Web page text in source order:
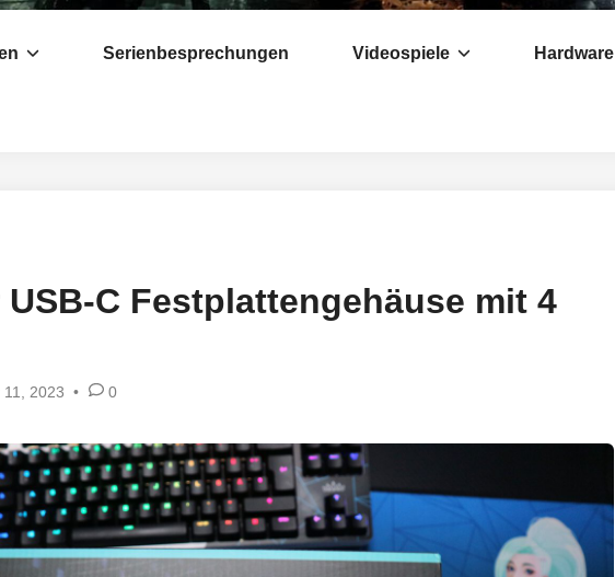
Serienbesprechungen Videospiele Hardware
C Festplattengehäuse mit 4
2023 • 0